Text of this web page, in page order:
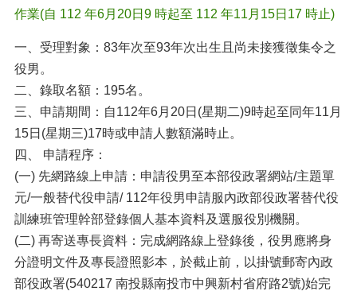
作業(自 112 年6月20日9 時起至 112 年11月15日17 時止)
一、受理對象：83年次至93年次出生且尚未接獲徵集令之
役男。
二、錄取名額：195名。
三、申請期間：自112年6月20日(星期二)9時起至同年11月
15日(星期三)17時或申請人數額滿時止。
四、 申請程序：
(一) 先網路線上申請：申請役男至本部役政署網站/主題單
元/一般替代役申請/ 112年役男申請服內政部役政署替代役
訓練班管理幹部登錄個人基本資料及選服役別機關。
(二) 再寄送專長資料：完成網路線上登錄後，役男應將身
分證明文件及專長證照影本，於截止前，以掛號郵寄內政
部役政署(540217 南投縣南投市中興新村省府路2號)始完